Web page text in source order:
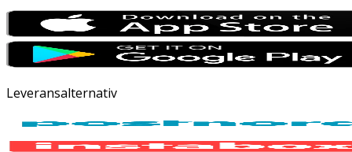
Leveransalternativ